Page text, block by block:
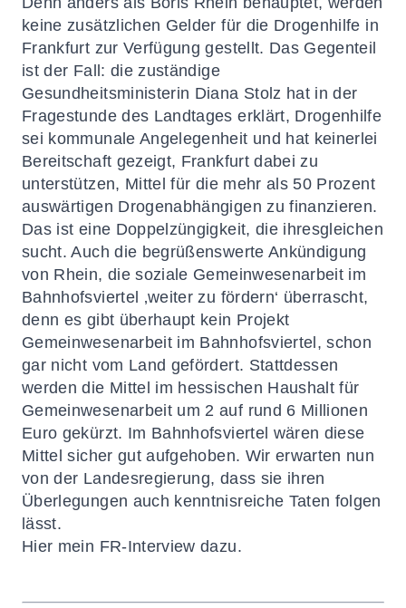
keine zusätzlichen Gelder für die Drogenhilfe in
Frankfurt zur Verfügung gestellt. Das Gegenteil
ist der Fall: die zuständige
Gesundheitsministerin Diana Stolz hat in der
Fragestunde des Landtages erklärt, Drogenhilfe
sei kommunale Angelegenheit und hat keinerlei
Bereitschaft gezeigt, Frankfurt dabei zu
unterstützen, Mittel für die mehr als 50 Prozent
auswärtigen Drogenabhängigen zu finanzieren.
Das ist eine Doppelzüngigkeit, die ihresgleichen
sucht. Auch die begrüßenswerte Ankündigung
von Rhein, die soziale Gemeinwesenarbeit im
Bahnhofsviertel ‚weiter zu fördern‘ überrascht,
denn es gibt überhaupt kein Projekt
Gemeinwesenarbeit im Bahnhofsviertel, schon
gar nicht vom Land gefördert. Stattdessen
werden die Mittel im hessischen Haushalt für
Gemeinwesenarbeit um 2 auf rund 6 Millionen
Euro gekürzt. Im Bahnhofsviertel wären diese
Mittel sicher gut aufgehoben. Wir erwarten nun
von der Landesregierung, dass sie ihren
Überlegungen auch kenntnisreiche Taten folgen
lässt.
Hier mein FR-Interview dazu.